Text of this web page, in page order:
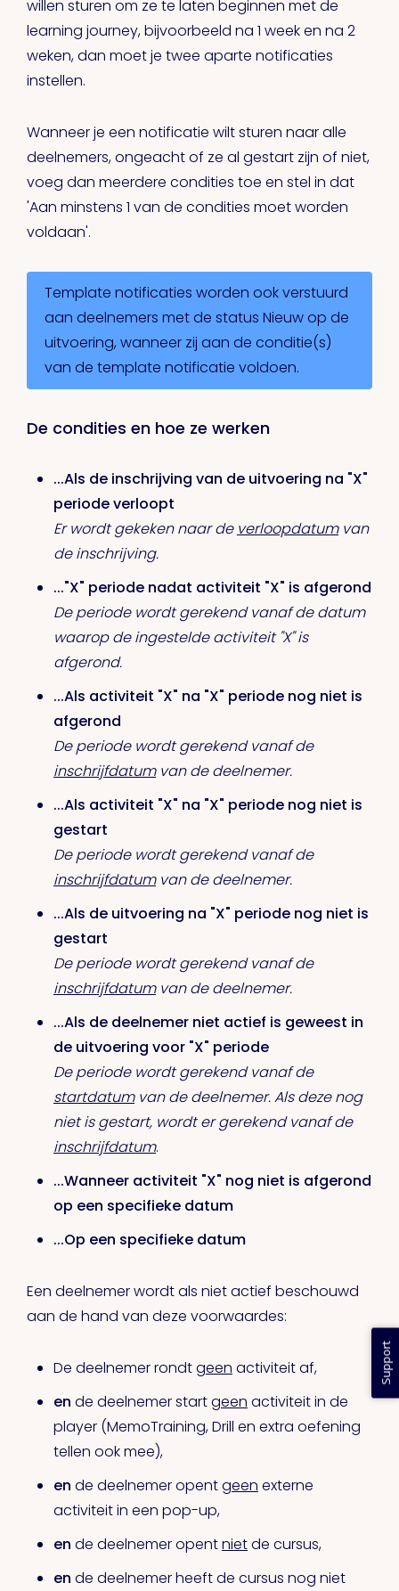
willen sturen om ze te laten beginnen met de
learning journey, bijvoorbeeld na 1 week en na 2
weken, dan moet je twee aparte notificaties
instellen.
Wanneer je een notificatie wilt sturen naar alle
deelnemers, ongeacht of ze al gestart zijn of niet,
voeg dan meerdere condities toe en stel in dat
'Aan minstens 1 van de condities moet worden
voldaan'.
Template notificaties worden ook verstuurd
aan deelnemers met de status Nieuw op de
uitvoering, wanneer zij aan de conditie(s)
van de template notificatie voldoen.
De condities en hoe ze werken
...Als de inschrijving van de uitvoering na "X"
periode verloopt
Er wordt gekeken naar de verloopdatumvan
de inschrijving.
..."X" periode nadat activiteit "X" is afgerond
De periode wordt gerekend vanaf de datum
waarop de ingestelde activiteit "X" is
afgerond.
...Als activiteit "X" na "X" periode nog niet is
afgerond
De periode wordt gerekend vanaf de
inschrijfdatumvan de deelnemer.
...Als activiteit "X" na "X" periode nog niet is
gestart
De periode wordt gerekend vanaf de
inschrijfdatumvan de deelnemer.
...Als de uitvoering na "X" periode nog niet is
gestart
De periode wordt gerekend vanaf de
inschrijfdatumvan de deelnemer.
...Als de deelnemer niet actief is geweest in
de uitvoering voor "X" periode
De periode wordt gerekend vanaf de
startdatumvan de deelnemer. Als deze nog
niet is gestart, wordt er gerekend vanaf de
inschrijfdatum.
...Wanneer activiteit "X" nog niet is afgerond
op een specifieke datum
...Op een specifieke datum
Een deelnemer wordt als niet actief beschouwd
aan de hand van deze voorwaardes:
De deelnemer rondtgeen activiteit af,
en de deelnemer startgeen activiteit in de
player (MemoTraining, Drill en extra oefening
tellen ook mee),
en de deelnemer opentgeen externe
activiteit in een pop-up,
en de deelnemer opentnietde cursus,
en de deelnemer heeft de cursus nog niet
Support